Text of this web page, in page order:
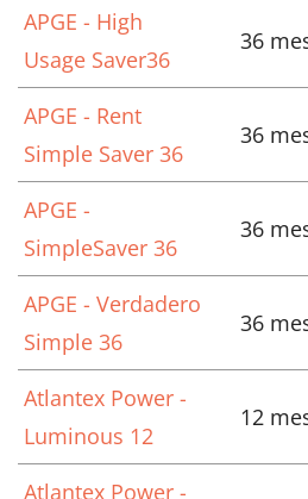
APGE - High
Usage Saver36
36
APGE - Rent
Simple Saver 36
36
APGE -
SimpleSaver 36
36
APGE - Verdadero
Simple 36
36
Atlantex Power -
Luminous 12
12
Atlantex Power -